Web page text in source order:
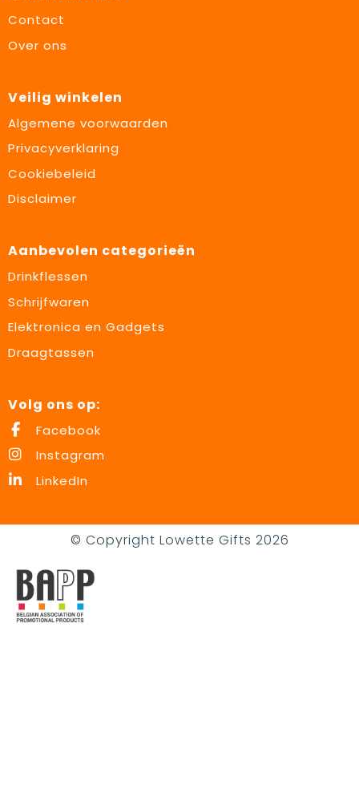
Contact
Over ons
Veilig winkelen
Algemene voorwaarden
Privacyverklaring
Cookiebeleid
Disclaimer
Aanbevolen categorieën
Drinkflessen
Schrijfwaren
Elektronica en Gadgets
Draagtassen
Volg ons op:
Facebook
Instagram
LinkedIn
© Copyright Lowette Gifts 2026